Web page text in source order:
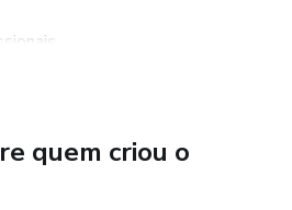
e disciplina diária
quem criou o